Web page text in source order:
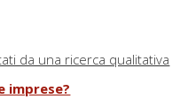
da una ricerca qualitativa
imprese?